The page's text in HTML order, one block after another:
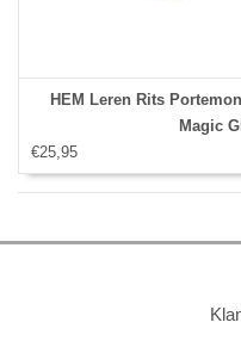
HEM Leren Rits
Magic
€25,95